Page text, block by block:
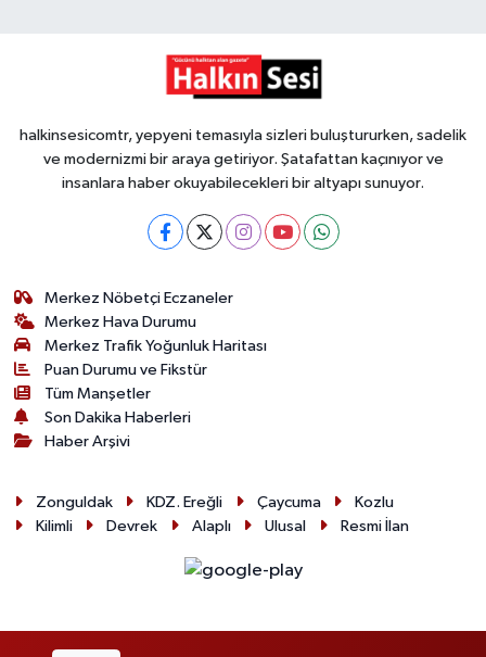
halkinsesicomtr, yepyeni temasıyla sizleri buluştururken, sadelik
ve modernizmi bir araya getiriyor. Şatafattan kaçınıyor ve
insanlara haber okuyabilecekleri bir altyapı sunuyor.
Merkez Nöbetçi Eczaneler
Merkez Hava Durumu
Merkez Trafik Yoğunluk Haritası
Puan Durumu ve Fikstür
Tüm Manşetler
Son Dakika Haberleri
Haber Arşivi
Zonguldak KDZ. Ereğli Çaycuma
Kozlu
Kilimli
Devrek Alaplı Ulusal Resmi İlan